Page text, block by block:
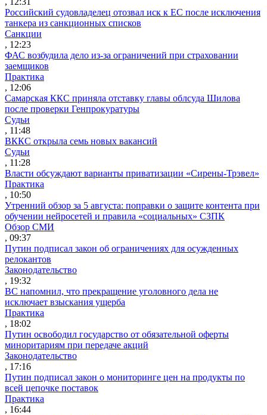
Российский судовладелец отозвал иск к ЕС после исключения
танкера из санкционных списков
Санкции
, 12:23
ФАС возбудила дело из-за ограничений при страховании
заемщиков
Практика
, 12:06
Самарская ККС приняла отставку главы облсуда Шилова
после проверки Генпрокуратуры
Судьи
, 11:48
ВККС открыла семь новых вакансий
Судьи
, 11:28
Власти обсуждают варианты приватизации «Сирены-Трэвел»
Практика
, 10:50
Утренний обзор за 5 августа: поправки о защите контента при
обучении нейросетей и правила «социальных» СЗПК
Обзор СМИ
, 09:37
Путин подписал закон об ограничениях для осужденных
релокантов
Законодательство
, 19:32
ВС напомнил, что прекращение уголовного дела не
исключает взыскания ущерба
Практика
, 18:02
Путин освободил государство от обязательной оферты
миноритариям при передаче акций
Законодательство
, 17:16
Путин подписал закон о мониторинге цен на продукты по
всей цепочке поставок
Практика
, 16:44